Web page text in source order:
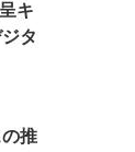
キ
タ
推